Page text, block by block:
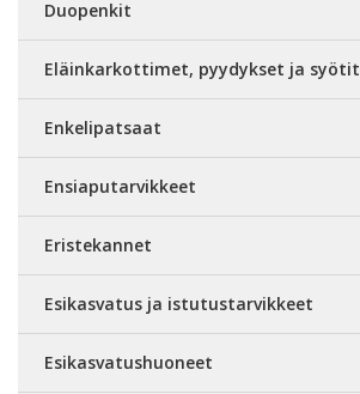
Duopenkit
Eläinkarkottimet, pyydykset ja syötit
Enkelipatsaat
Ensiaputarvikkeet
Eristekannet
Esikasvatus ja istutustarvikkeet
Esikasvatushuoneet